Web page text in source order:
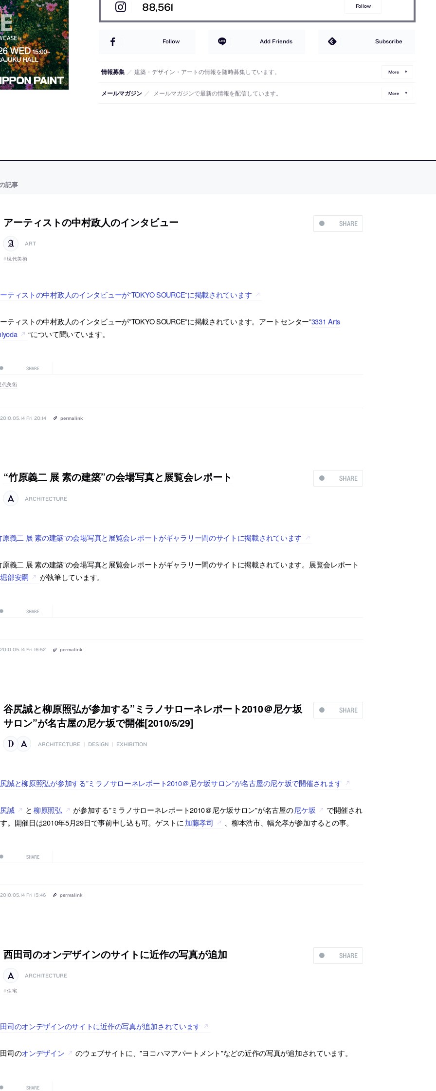
88,561 Follow
Follow Add Friends Subscribe
情報募集 ／ 建築・デザイン・アートの情報を随時募集しています。 More
メールマガジン ／ メールマガジンで最新の情報を配信しています。 More
記事
SHARE
アーティストの中村政人のインタビュー
ART
現代美術
ティストの中村政人のインタビューが”TOKYO SOURCE”に掲載されています
ティストの中村政人のインタビューが”TOKYO SOURCE”に掲載されています。アートセンター”3331 Arts
“について聞いています。
SHARE
代美術
2010.05.14 Fri 20:14 permalink
SHARE
“竹原義二 展 素の建築”の会場写真と展覧会レポート
ARCHITECTURE
原義二 展 素の建築”の会場写真と展覧会レポートがギャラリー間のサイトに掲載されています
原義二 展 素の建築”の会場写真と展覧会レポートがギャラリー間のサイトに掲載されています。展覧会レポート
堀部安嗣 が執筆しています。
SHARE
2010.05.14 Fri 16:52 permalink
SHARE
谷尻誠と柳原照弘が参加する”ミラノサローネレポート2010＠尼ケ坂
サロン”が名古屋の尼ケ坂で開催[2010/5/29]
ARCHITECTURE | DESIGN | EXHIBITION
誠と柳原照弘が参加する”ミラノサローネレポート2010＠尼ケ坂サロン”が名古屋の尼ケ坂で開催されます
誠 と 柳原照弘 が参加する”ミラノサローネレポート2010＠尼ケ坂サロン”が名古屋の尼ケ坂
で開催され
。開催日は2010年5月29日で事前申し込も可。ゲストに 加藤孝司 、柳本浩市、幅允孝が参加するとの事。
SHARE
2010.05.14 Fri 15:46 permalink
SHARE
西田司のオンデザインのサイトに近作の写真が追加
ARCHITECTURE
住宅
司のオンデザインのサイトに近作の写真が追加されています
司のオンデザイン のウェブサイトに、”ヨコハマアパートメント”などの近作の写真が追加されています。
SHARE